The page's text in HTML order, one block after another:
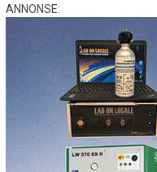
ANNONSE: